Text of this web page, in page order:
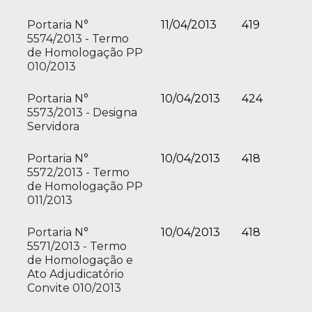
Portaria N°
5574/2013 - Termo
de Homologação PP
010/2013
11/04/2013 419
Portaria N°
5573/2013 - Designa
Servidora
10/04/2013 424
Portaria N°
5572/2013 - Termo
de Homologação PP
011/2013
10/04/2013 418
Portaria N°
5571/2013 - Termo
de Homologação e
Ato Adjudicatório
Convite 010/2013
10/04/2013 418